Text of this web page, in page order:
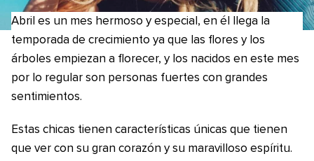
Abril es un mes hermoso y especial, en él llega la
temporada de crecimiento ya que las flores y los
árboles empiezan a florecer, y los nacidos en este mes
por lo regular son personas fuertes con grandes
sentimientos.
Estas chicas tienen características únicas que tienen
que ver con su gran corazón y su maravilloso espíritu.